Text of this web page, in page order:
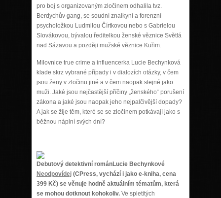
pro boj s organizovaným zločinem odhalila tvz.
Berdychův gang, se soudní znalkyní a forenzní
psycholožkou Ludmilou Čírtkovou nebo s Gabrielou
Slovákovou, bývalou ředitelkou ženské věznice Světlá
nad Sázavou a později mužské věznice Kuřim.
Milovnice true crime a influencerka Lucie Bechynková
klade skrz vybrané případy i v dialozích otázky, v čem
jsou ženy v zločinu jiné a v čem naopak stejné jako
muži. Jaké jsou nejčastější příčiny „ženského“ porušení
zákona a jaké jsou naopak jeho nejpalčivější dopady?
A jak se žije těm, které se se zločinem potkávají jako s
běžnou náplní svých dní?
Debutový detektivní románLucie Bechynkové
Neodpovídej (CPress, vychází i jako e-kniha, cena
399 Kč) se věnuje hodně aktuálním tématům, která
se mohou dotknout kohokoliv. Ve spletitých